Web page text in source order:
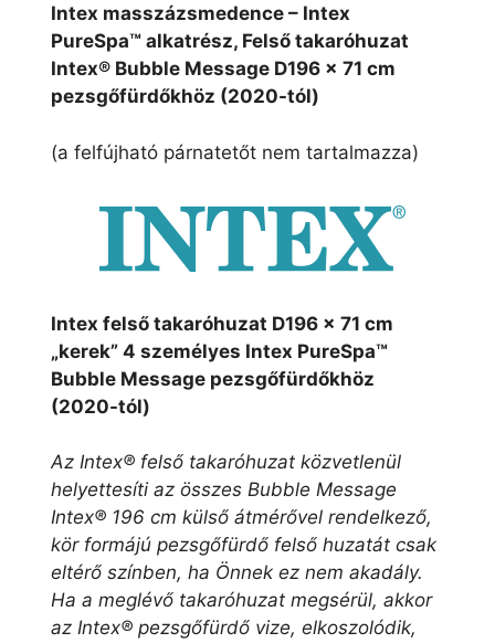
Intex masszázsmedence – Intex
PureSpa™ alkatrész, Felső takaróhuzat
Intex® Bubble Message D196 x 71 cm
pezsgőfürdőkhöz (2020-tól)
(a felfújható párnatetőt nem tartalmazza)
Intex felső takaróhuzat D196 x 71 cm
„kerek” 4 személyes Intex PureSpa™
Bubble Message pezsgőfürdőkhöz
(2020-tól)
Az Intex® felső takaróhuzat közvetlenül
helyettesíti az összes Bubble Message
Intex® 196 cm külső átmérővel rendelkező,
kör formájú pezsgőfürdő felső huzatát csak
eltérő színben, ha Önnek ez nem akadály.
Ha a meglévő takaróhuzat megsérül, akkor
az Intex® pezsgőfürdő vize, elkoszolódik,